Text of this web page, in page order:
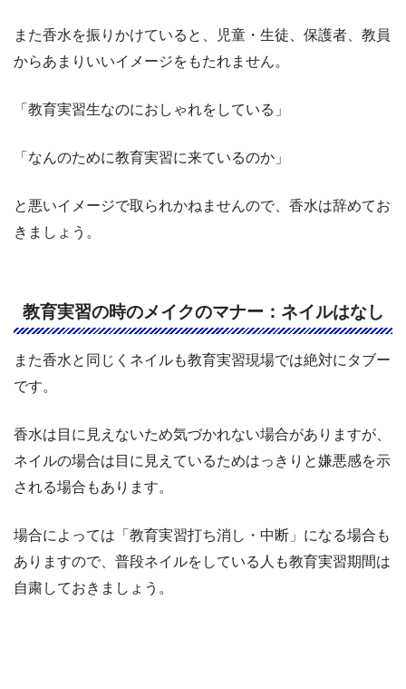
また香水を振りかけていると、児童・生徒、保護者、教員
からあまりいいイメージをもたれません。
「教育実習生なのにおしゃれをしている」
「なんのために教育実習に来ているのか」
と悪いイメージで取られかねませんので、香水は辞めてお
きましょう。
教育実習の時のメイクのマナー：ネイルはなし
また香水と同じくネイルも教育実習現場では絶対にタブー
です。
香水は目に見えないため気づかれない場合がありますが、
ネイルの場合は目に見えているためはっきりと嫌悪感を示
される場合もあります。
場合によっては「教育実習打ち消し・中断」になる場合も
ありますので、普段ネイルをしている人も教育実習期間は
自粛しておきましょう。